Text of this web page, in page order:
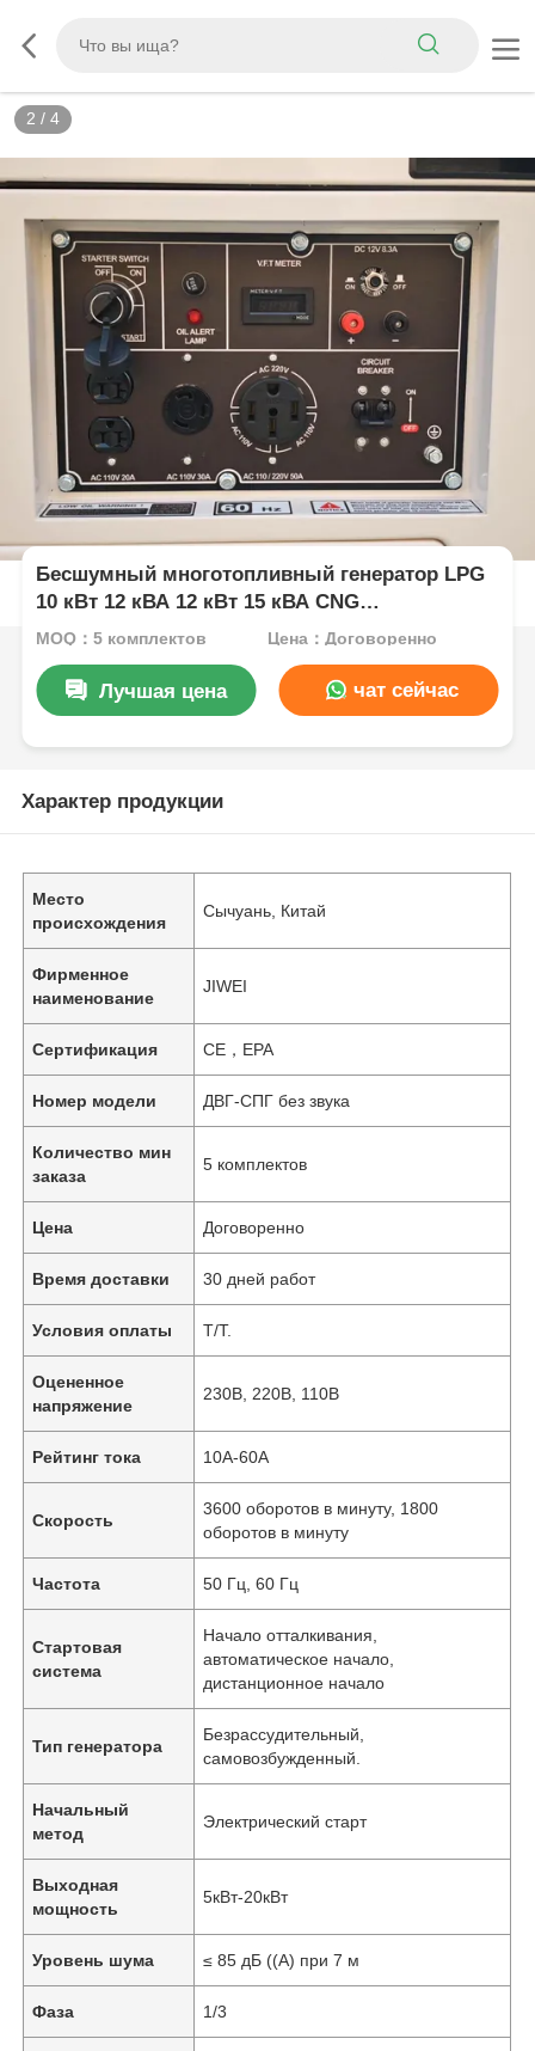
2 / 4
Бесшумный многотопливный генератор LPG
10 кВт 12 кВА 12 кВт 15 кВА CNG
Портативный генератор
MOQ：5 комплектов Цена：Договоренно
Лучшая цена чат сейчас
Характер продукции
Место
происхождения
Сычуань, Китай
Фирменное
наименование
JIWEI
Сертификация CE，EPA
Номер модели ДВГ-СПГ без звука
Количество мин
заказа
5 комплектов
Цена Договоренно
Время доставки 30 дней работ
Условия оплаты T/T.
Оцененное
напряжение
230В, 220В, 110В
Рейтинг тока 10А-60А
Скорость
3600 оборотов в минуту, 1800
оборотов в минуту
Частота 50 Гц, 60 Гц
Стартовая
система
Начало отталкивания,
автоматическое начало,
дистанционное начало
Тип генератора
Безрассудительный,
самовозбужденный.
Начальный
метод
Электрический старт
Выходная
мощность
5кВт-20кВт
Уровень шума ≤ 85 дБ ((А) при 7 м
Фаза 1/3